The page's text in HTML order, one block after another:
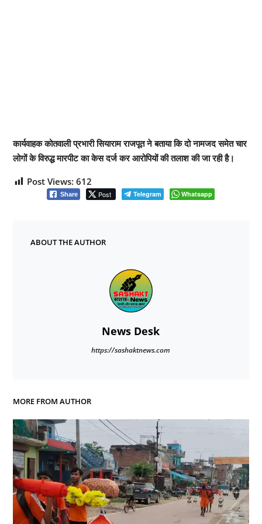
कार्यवाहक कोतवाली प्रभारी सियाराम राजपूत ने बताया कि दो नामजद समेत चार
लोगों के विरुद्ध मारपीट का केस दर्ज कर आरोपियों की तलाश की जा रही है।
Post Views: 612
Share Post Telegram Whatsapp
ABOUT THE AUTHOR
News Desk
https://sashaktnews.com
MORE FROM AUTHOR